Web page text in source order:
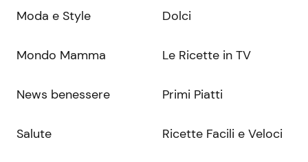
Moda e Style
Mondo Mamma
News benessere
Salute
Dolci
Le Ricette in TV
Primi Piatti
Ricette Facili e Veloci